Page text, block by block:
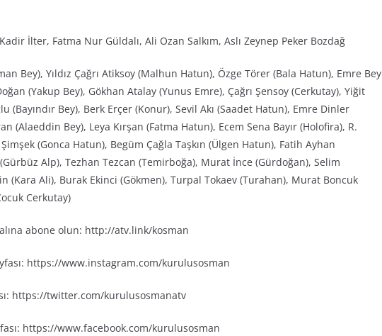
İlter, Fatma Nur Güldalı, Ali Ozan Salkım, Aslı Zeynep Peker Bozdağ
Bey), Yıldız Çağrı Atiksoy (Malhun Hatun), Özge Törer (Bala Hatun), Emre Bey
(Yakup Bey), Gökhan Atalay (Yunus Emre), Çağrı Şensoy (Cerkutay), Yiğit
(Bayındır Bey), Berk Erçer (Konur), Sevil Akı (Saadet Hatun), Emre Dinler
(Alaeddin Bey), Leya Kırşan (Fatma Hatun), Ecem Sena Bayır (Holofira), R.
(Gonca Hatun), Begüm Çağla Taşkın (Ülgen Hatun), Fatih Ayhan
Alp), Tezhan Tezcan (Temirboğa), Murat İnce (Gürdoğan), Selim
(Kara Ali), Burak Ekinci (Gökmen), Turpal Tokaev (Turahan), Murat Boncuk
Cerkutay)
abone olun: http://atv.link/kosman
https://www.instagram.com/kurulusosman
https://twitter.com/kurulusosmanatv
https://www.facebook.com/kurulusosman